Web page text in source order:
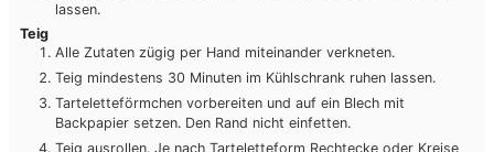
lassen.
Teig
Alle Zutaten zügig per Hand miteinander verkneten.
Teig mindestens 30 Minuten im Kühlschrank ruhen lassen.
Tarteletteförmchen vorbereiten und auf ein Blech mit
Backpapier setzen. Den Rand nicht einfetten.
Teig ausrollen. Je nach Tarteletteform Rechtecke oder Kreise